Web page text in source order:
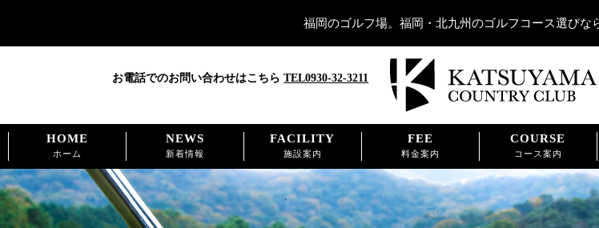
福岡のゴルフ場。福岡・北九州のゴルフコース選びな
お電話でのお問い合わせはこちらTEL0930-32-3211
HOME
ホーム
NEWS
新着情報
FACILITY
施設案内
FEE
料金案内
COURSE
コース案内